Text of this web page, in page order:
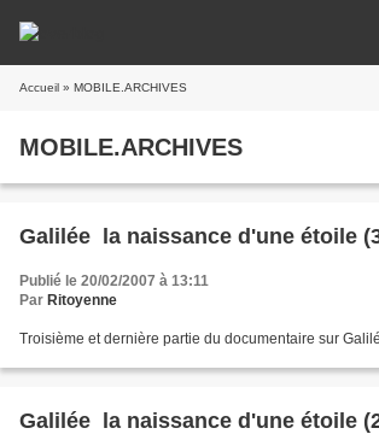
Accueil » MOBILE.ARCHIVES
MOBILE.ARCHIVES
Galilée  la naissance d'une étoile
Publié le 20/02/2007 à 13:11
Par Ritoyenne
Troisième et dernière partie du documentaire sur
Galilée  la naissance d'une étoile